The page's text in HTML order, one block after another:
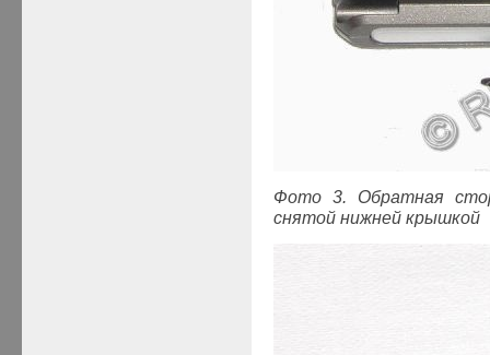
Фото 3. Обратная
снятой нижней крышкой